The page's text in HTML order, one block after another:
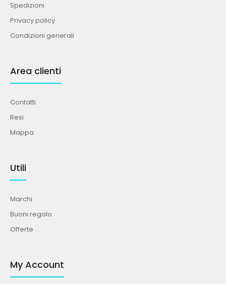
Spedizioni
Privacy policy
Condizioni generali
Area clienti
Contatti
Resi
Mappa
Utili
Marchi
Buoni regalo
Offerte
My Account